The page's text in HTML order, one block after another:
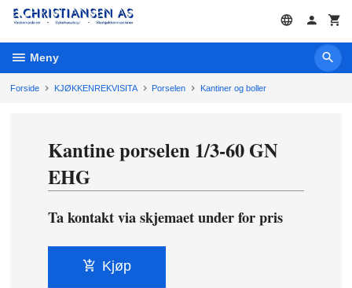
Gå
innholdet
Meny
Forside KJØKKENREKVISITA Porselen Kantiner og boller
Kantine porselen 1/3-60 GN
EHG
Ta kontakt via skjemaet under for pris
Kjøp